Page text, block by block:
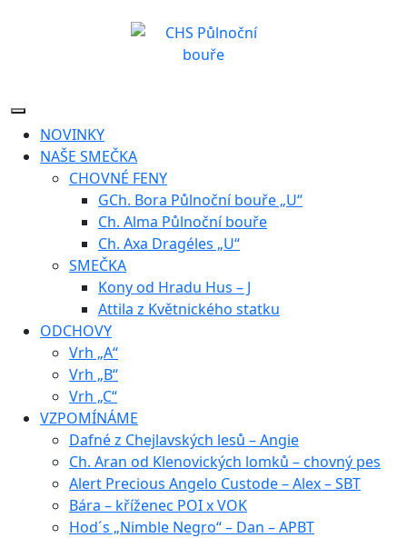
NOVINKY
NAŠE SMEČKA
CHOVNÉ FENY
GCh. Bora Půlnoční bouře „U“
Ch. Alma Půlnoční bouře
Ch. Axa Dragéles „U“
SMEČKA
Kony od Hradu Hus – J
Attila z Květnického statku
ODCHOVY
Vrh „A“
Vrh „B“
Vrh „C“
VZPOMÍNÁME
Dafné z Chejlavských lesů – Angie
Ch. Aran od Klenovických lomků – chovný pes
Alert Precious Angelo Custode – Alex – SBT
Bára – kříženec POI x VOK
Hod´s „Nimble Negro“ – Dan – APBT